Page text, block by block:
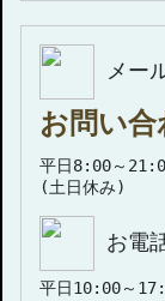
メー
お問い
平日8:00～
(土日休み)
お電
平日10:00～